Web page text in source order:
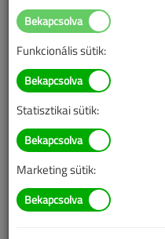
Ukrajna és
hálózattal
2022. március 17. |
Funkcionális sütik:
Statisztikai sütik:
Marketing sütik: